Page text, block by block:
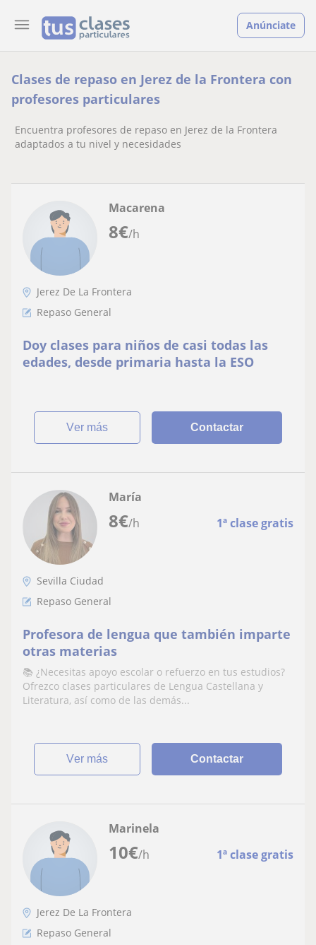
Anúnciate
Clases de repaso en Jerez de la Frontera con
profesores particulares
Encuentra profesores de repaso en Jerez de la Frontera
adaptados a tu nivel y necesidades
8€/h
Macarena
Jerez De La Frontera
Repaso General
Doy clases para niños de casi todas las
edades, desde primaria hasta la ESO
ver más Contactar
8€/h 1ª clase gratis
María
Sevilla Ciudad
Repaso General
Profesora de lengua que también imparte
otras materias
📚 ¿Necesitas apoyo escolar o refuerzo en tus estudios?
Ofrezco clases particulares de Lengua Castellana y
Literatura, así como de las demás...
ver más Contactar
10€/h 1ª clase gratis
Marinela
Jerez De La Frontera
Repaso General